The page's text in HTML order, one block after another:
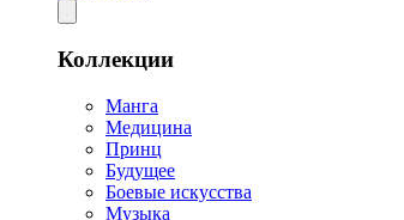
Коллекции
Манга
Медицина
Принц
Будущее
Боевые искусства
Музыка